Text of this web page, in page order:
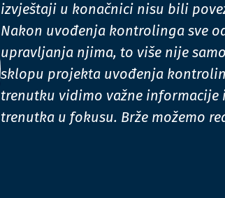
izvještaji u konačnici nisu bili
Nakon uvođenja kontrolinga sve
upravljanja njima, to više nije
sklopu projekta uvođenja
trenutku vidimo važne
trenutka u fokusu. Brže možemo